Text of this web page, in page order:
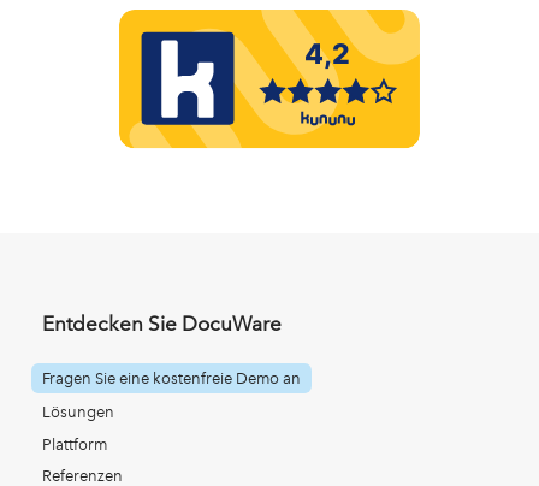
Entdecken Sie DocuWare
Fragen Sie eine kostenfreie Demo an
Lösungen
Plattform
Referenzen